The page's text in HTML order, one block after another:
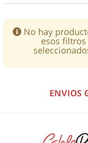
No hay
esos filtros
ENVIOS